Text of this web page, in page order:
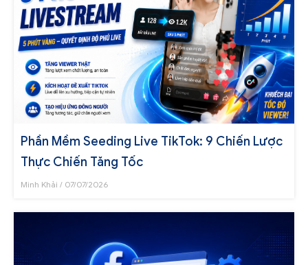
Phần Mềm Seeding Live TikTok: 9 Chiến Lược
Thực Chiến Tăng Tốc
Minh Khải 07/07/2026